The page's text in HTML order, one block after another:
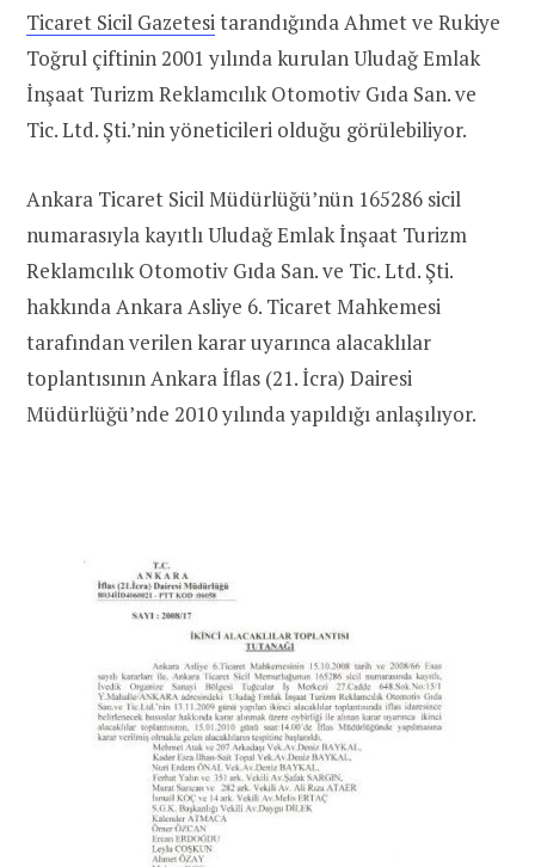
Ticaret Sicil Gazetesitarandığında Ahmet ve Rukiye
Toğrul çiftinin 2001 yılında kurulan Uludağ Emlak
İnşaat Turizm Reklamcılık Otomotiv Gıda San. ve
Tic. Ltd. Şti.’nin yöneticileri olduğu görülebiliyor.
Ankara Ticaret Sicil Müdürlüğü’nün 165286 sicil
numarasıyla kayıtlı Uludağ Emlak İnşaat Turizm
Reklamcılık Otomotiv Gıda San. ve Tic. Ltd. Şti.
hakkında Ankara Asliye 6. Ticaret Mahkemesi
tarafından verilen karar uyarınca alacaklılar
toplantısının Ankara İflas (21. İcra) Dairesi
Müdürlüğü’nde 2010 yılında yapıldığı anlaşılıyor.